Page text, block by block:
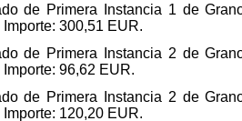
de Primera Instancia 1 de
300,51 EUR.
de Primera Instancia 2 de
96,62 EUR.
de Primera Instancia 2 de
120,20 EUR.